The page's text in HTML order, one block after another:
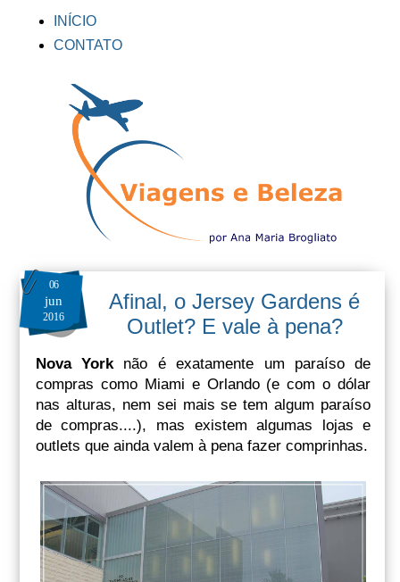
INÍCIO
CONTATO
06
jun
2016
Afinal, o Jersey Gardens é
Outlet? E vale à pena?
Nova York não é exatamente um paraíso de
compras como Miami e Orlando (e com o dólar
nas alturas, nem sei mais se tem algum paraíso
de compras....), mas existem algumas lojas e
outlets que ainda valem à pena fazer comprinhas.